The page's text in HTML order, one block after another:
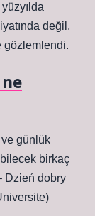
değil,
gözlemlendi.
ve günlük
birkaç
Dzień dobry